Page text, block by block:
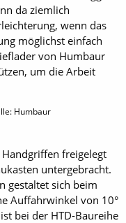
da ziemlich
wenn das
möglichst einfach
von Humbaur
um die Arbeit
Humbaur
freigelegt
untergebracht.
gestaltet sich beim
Auffahrwinkel von 10°
bei der HTD-Baureihe